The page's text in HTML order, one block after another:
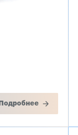
Подробнее